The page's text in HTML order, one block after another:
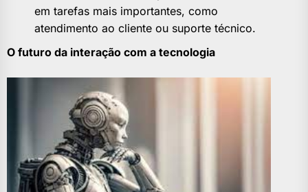
em tarefas mais importantes, como
atendimento ao cliente ou suporte técnico.
O futuro da interação com a tecnologia